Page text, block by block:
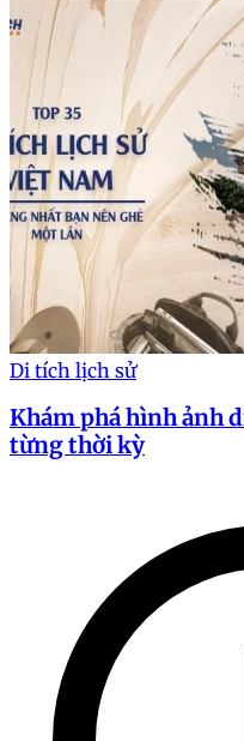
Di tích lịch sử
Khám phá hình ảnh
từng thời kỳ